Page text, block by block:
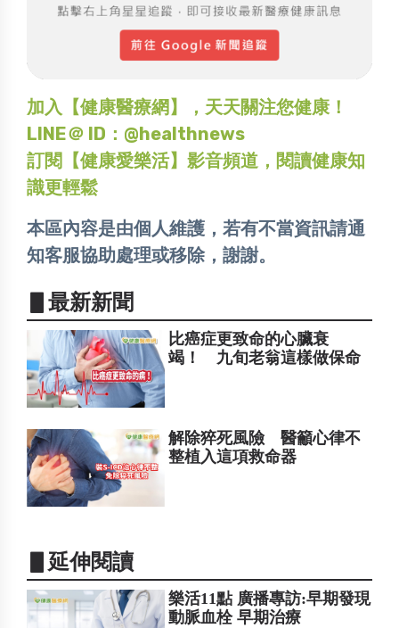
加入【健康醫療網】，天天關注您健康！
LINE＠ ID：@healthnews
訂閱【健康愛樂活】影音頻道，閱讀健康知
識更輕鬆
本區內容是由個人維護，若有不當資訊請通
知客服協助處理或移除，謝謝。
▋最新新聞
比癌症更致命的心臟衰
竭！ 九旬老翁這樣做保命
解除猝死風險 醫籲心律不
整植入這項救命器
▋延伸閱讀
樂活11點 廣播專訪:早期發現
動脈血栓 早期治療